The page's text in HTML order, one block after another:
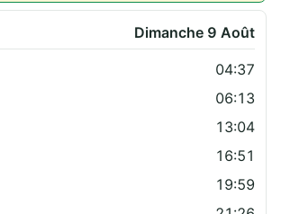
Dimanche 9 Août
04:37
06:13
13:04
16:51
19:59